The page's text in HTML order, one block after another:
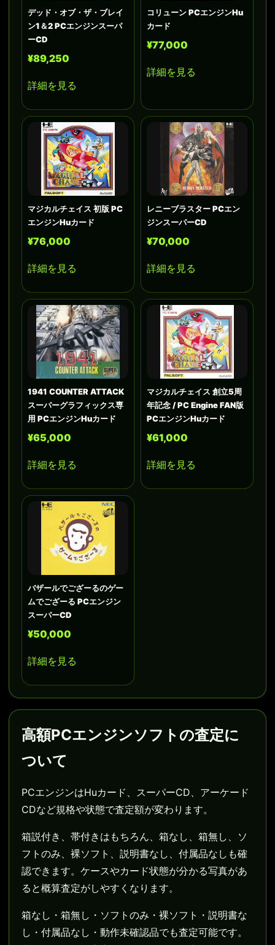
デッド・オブ・ザ・ブレイ
ン1＆2 PCエンジンスーパ
ーCD
¥89,250
詳細を見る
コリューン PCエンジンHu
カード
¥77,000
詳細を見る
マジカルチェイス 初版 PC
エンジンHuカード
¥76,000
詳細を見る
レニーブラスター PCエン
ジンスーパーCD
¥70,000
詳細を見る
1941 COUNTER ATTACK
スーパーグラフィックス専
用 PCエンジンHuカード
¥65,000
詳細を見る
マジカルチェイス 創立5周
年記念 / PC Engine FAN版
PCエンジンHuカード
¥61,000
詳細を見る
バザールでござーるのゲー
ムでござーる PCエンジン
スーパーCD
¥50,000
詳細を見る
高額PCエンジンソフトの査定に
ついて
PCエンジンはHuカード、スーパーCD、アーケード
CDなど規格や状態で査定額が変わります。
箱説付き、帯付きはもちろん、箱なし、箱無し、ソ
フトのみ、裸ソフト、説明書なし、付属品なしも確
認できます。ケースやカード状態が分かる写真があ
ると概算査定がしやすくなります。
箱なし・箱無し・ソフトのみ・裸ソフト・説明書な
し・付属品なし・動作未確認品でも査定可能です。